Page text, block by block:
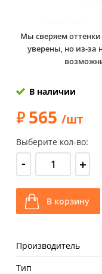
Мы сверяем
уверены, но из-за
В наличии
565 /шт
Выберите кол-во:
- +
В корзину
Производитель
Тип